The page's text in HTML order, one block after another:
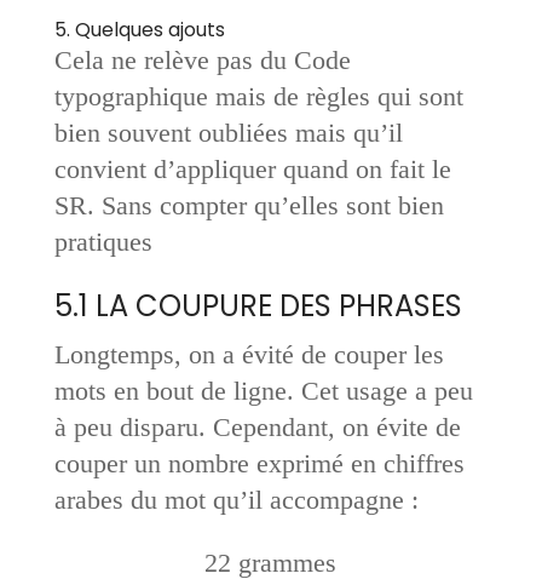
5. Quelques ajouts
Cela ne relève pas du Code
typographique mais de règles qui sont
bien souvent oubliées mais qu’il
convient d’appliquer quand on fait le
SR. Sans compter qu’elles sont bien
pratiques
5.1 LA COUPURE DES PHRASES
Longtemps, on a évité de couper les
mots en bout de ligne. Cet usage a peu
à peu disparu. Cependant, on évite de
couper un nombre exprimé en chiffres
arabes du mot qu’il accompagne :
22 grammes